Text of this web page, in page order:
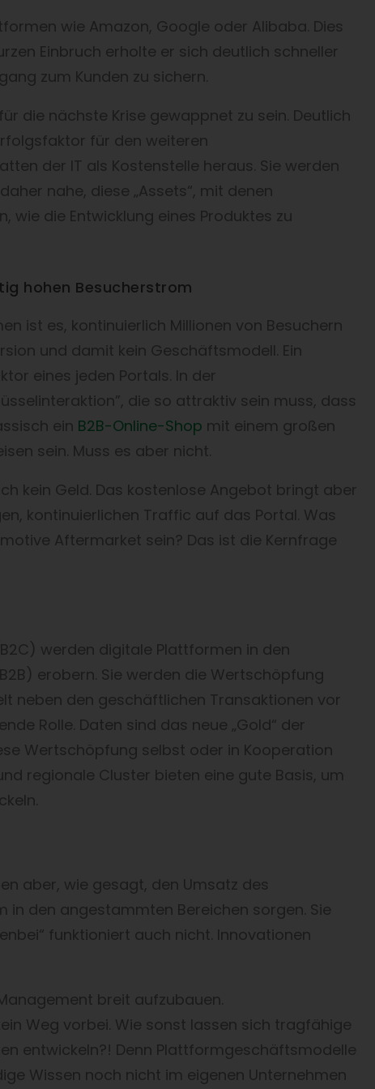
wie Amazon, Google oder Alibaba. Dies
Einbruch erholte er sich deutlich schneller
zum Kunden zu sichern.
die nächste Krise gewappnet zu sein. Deutlich
für den weiteren
der IT als Kostenstelle heraus. Sie werden
nahe, diese „Assets“, mit denen
die Entwicklung eines Produktes zu
hohen Besucherstrom
ist es, kontinuierlich Millionen von Besuchern
und damit kein Geschäftsmodell. Ein
eines jeden Portals. In der
die so attraktiv sein muss, dass
ein B2B-Online-Shop mit einem großen
sein. Muss es aber nicht.
kein Geld. Das kostenlose Angebot bringt aber
kontinuierlichen Traffic auf das Portal. Was
Aftermarket sein? Das ist die Kernfrage
werden digitale Plattformen in den
erobern. Sie werden die Wertschöpfung
neben den geschäftlichen Transaktionen vor
Rolle. Daten sind das neue „Gold“ der
Wertschöpfung selbst oder in Kooperation
regionale Cluster bieten eine gute Basis, um
aber, wie gesagt, den Umsatz des
den angestammten Bereichen sorgen. Sie
funktioniert auch nicht. Innovationen
breit aufzubauen.
Weg vorbei. Wie sonst lassen sich tragfähige
entwickeln?! Denn Plattformgeschäftsmodelle
Wissen noch nicht im eigenen Unternehmen